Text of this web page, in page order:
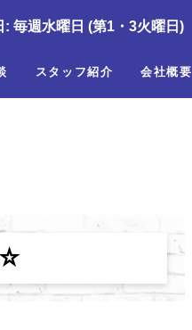
: 毎週水曜日 (第1・3火曜日)
スタッフ紹介 会社概要
☆